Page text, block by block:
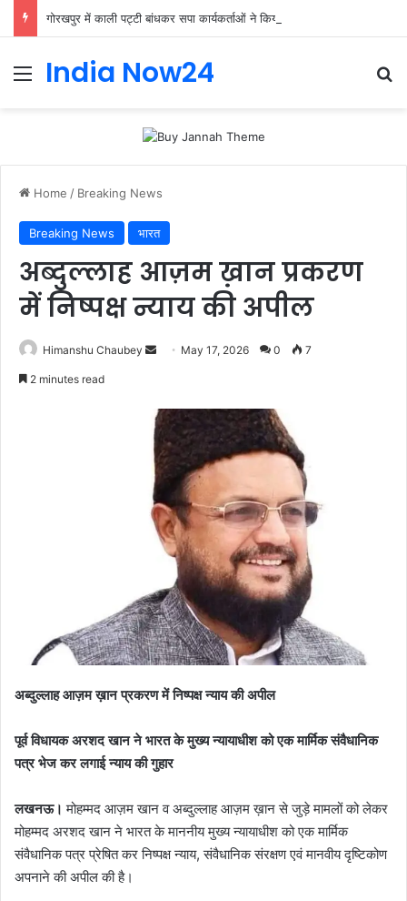
India Now24
Home / Breaking News
Breaking News भारत
अब्दुल्लाह आज़म ख़ान प्रकरण
में निष्पक्ष न्याय की अपील
Himanshu Chaubey May 17, 2026 0 7
2 minutes read
अब्दुल्लाह आज़म ख़ान प्रकरण में निष्पक्ष न्याय की अपील
पूर्व विधायक अरशद खान ने भारत के मुख्य न्यायाधीश को एक मार्मिक संवैधानिक
पत्र भेज कर लगाई न्याय की गुहार
लखनऊ। मोहम्मद आज़म खान व अब्दुल्लाह आज़म ख़ान से जुड़े मामलों को लेकर
मोहम्मद अरशद खान ने भारत के माननीय मुख्य न्यायाधीश को एक मार्मिक
संवैधानिक पत्र प्रेषित कर निष्पक्ष न्याय, संवैधानिक संरक्षण एवं मानवीय दृष्टिकोण
अपनाने की अपील की है।